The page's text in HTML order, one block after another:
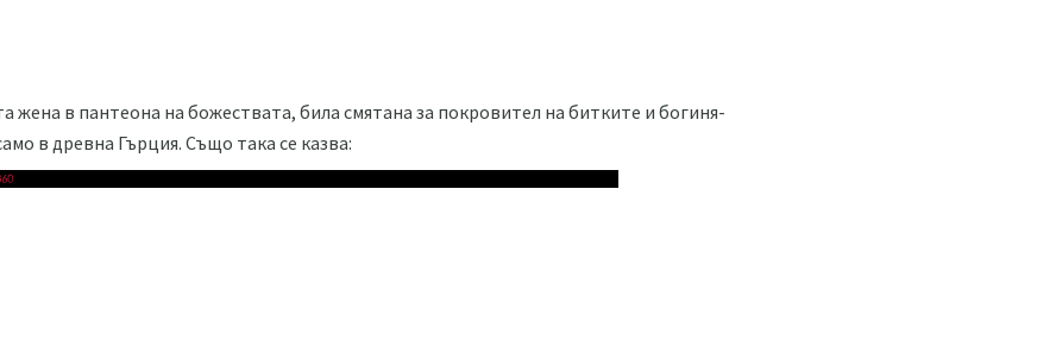
жена в пантеона на божествата, била смятана за покровител на битките и богиня-
в древна Гърция. Също така се казва: